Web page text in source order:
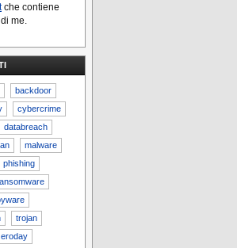
che contiene
me.
backdoor
cybercrime
databreach
malware
phishing
trojan